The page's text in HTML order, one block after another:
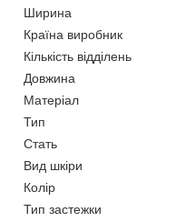
Ширина
Країна виробник
Кількість відділень
Довжина
Матеріал
Тип
Стать
Вид шкіри
Колір
Тип застежки